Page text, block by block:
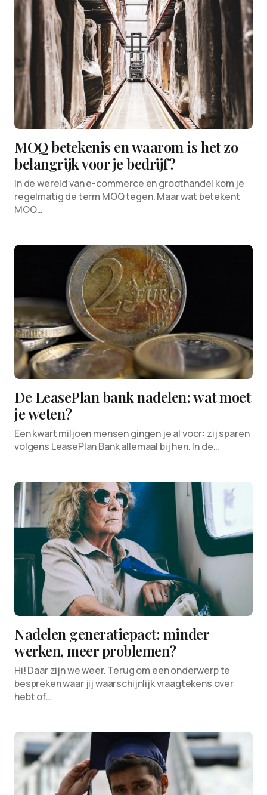
MOQ betekenis en waarom is het zo
belangrijk voor je bedrijf?
In de wereld van e-commerce en groothandel kom je
regelmatig de term MOQ tegen. Maar wat betekent
MOQ…
De LeasePlan bank nadelen: wat moet
je weten?
Een kwart miljoen mensen gingen je al voor: zij sparen
volgens LeasePlan Bank allemaal bij hen. In de…
Nadelen generatiepact: minder
werken, meer problemen?
Hi! Daar zijn we weer. Terug om een onderwerp te
bespreken waar jij waarschijnlijk vraagtekens over
hebt of…